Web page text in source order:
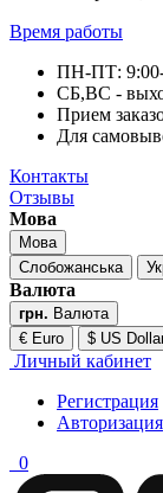
Время работы
ПН-ПТ:
СБ,ВС -
Прием
Для
Контакты
Отзывы
Мова
Мова
Слобожанська
Валюта
грн. Валюта
€ Euro
$ US
Личный кабинет
Регистрация
Авторизация
0